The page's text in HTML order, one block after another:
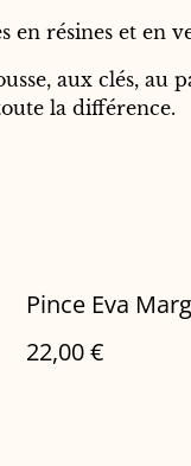
en résines et en
aux clés, au
la différence.
Pince Eva
22,00 €